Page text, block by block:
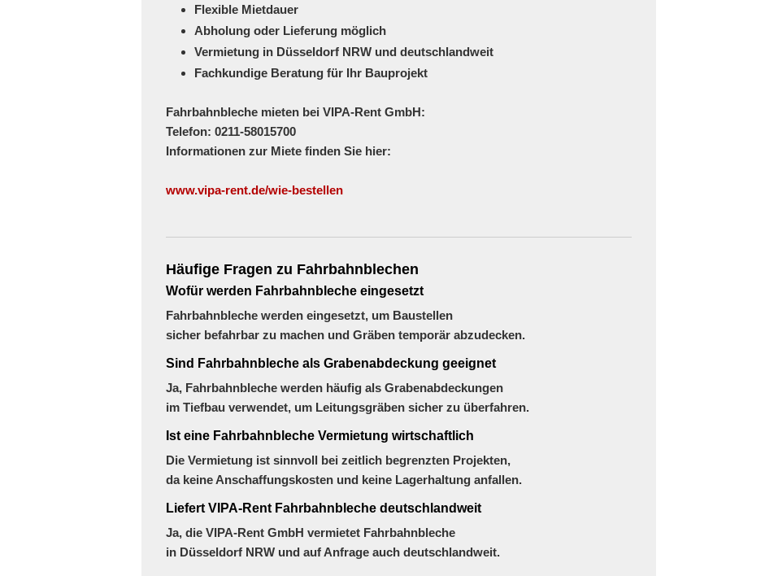
Flexible Mietdauer
Abholung oder Lieferung möglich
Vermietung in Düsseldorf NRW und deutschlandweit
Fachkundige Beratung für Ihr Bauprojekt
Fahrbahnbleche mieten bei VIPA-Rent GmbH:
Telefon:0211-58015700
Informationen zur Miete finden Sie hier:
www.vipa-rent.de/wie-bestellen
Häufige Fragen zu Fahrbahnblechen
Wofür werden Fahrbahnbleche eingesetzt
Fahrbahnbleche werden eingesetzt, um Baustellen
sicher befahrbar zu machen und Gräben temporär abzudecken.
Sind Fahrbahnbleche als Grabenabdeckung geeignet
Ja, Fahrbahnbleche werden häufig als Grabenabdeckungen
im Tiefbau verwendet, um Leitungsgräben sicher zu überfahren.
Ist eine Fahrbahnbleche Vermietung wirtschaftlich
Die Vermietung ist sinnvoll bei zeitlich begrenzten Projekten,
da keine Anschaffungskosten und keine Lagerhaltung anfallen.
Liefert VIPA-Rent Fahrbahnbleche deutschlandweit
Ja, die VIPA-Rent GmbH vermietet Fahrbahnbleche
in Düsseldorf NRW und auf Anfrage auch deutschlandweit.